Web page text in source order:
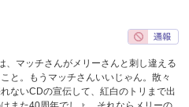
、マッチさんがメリーさんと刺し違える
と。もうマッチさんいいじゃん。散々
ないCDの宣伝して、紅白のトリまで出